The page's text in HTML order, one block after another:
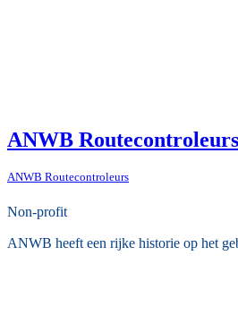
ANWB
ANWB Routecontroleurs
Non-profit
ANWB heeft een rijke historie op het